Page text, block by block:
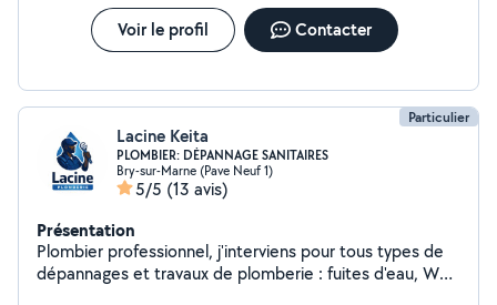
Voir le profil Contacter
Particulier
Lacine Keita
PLOMBIER: DÉPANNAGE SANITAIRES
Bry-sur-Marne (Pave Neuf 1)
5/5 (13 avis)
Présentation
Plombier professionnel, j'interviens pour tous types de
dépannages et travaux de plomberie : fuites d'eau, WC